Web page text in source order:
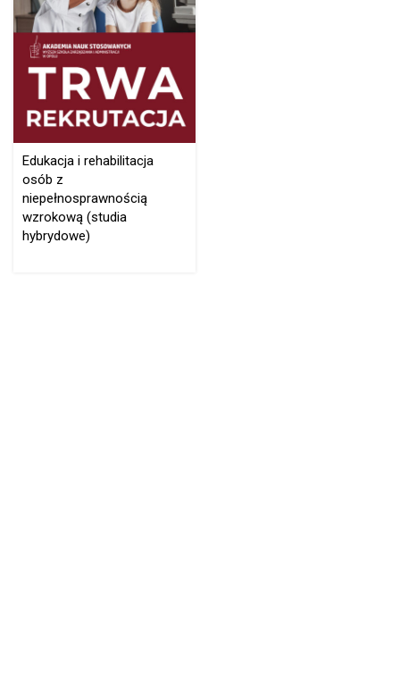
Edukacja i rehabilitacja
osób z
niepełnosprawnością
wzrokową (studia
hybrydowe)